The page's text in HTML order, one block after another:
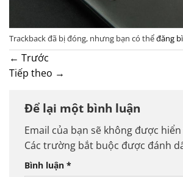
Trackback đã bị đóng, nhưng bạn có thểđăng
← Trước
Tiếp theo →
Để lại một bình luận
Email của bạn sẽ không được
Các trường bắt buộc được đánh
Bình luận *